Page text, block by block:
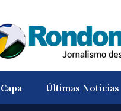
Capa Últimas Notícias